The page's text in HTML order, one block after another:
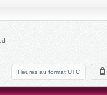
Heures au format UTC